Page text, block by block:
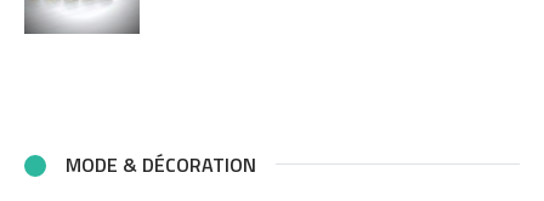
MODE & DÉCORATION